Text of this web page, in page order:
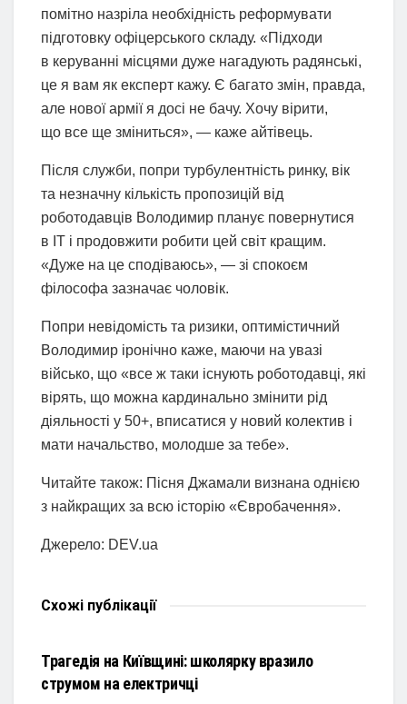
помітно назріла необхідність реформувати
підготовку офіцерського складу. «Підходи
в керуванні місцями дуже нагадують радянські,
це я вам як експерт кажу. Є багато змін, правда,
але нової армії я досі не бачу. Хочу вірити,
що все ще зміниться», — каже айтівець.
Після служби, попри турбулентність ринку, вік
та незначну кількість пропозицій від
роботодавців Володимир планує повернутися
в IT і продовжити робити цей світ кращим.
«Дуже на це сподіваюсь», — зі спокоєм
філософа зазначає чоловік.
Попри невідомість та ризики, оптимістичний
Володимир іронічно каже, маючи на увазі
військо, що «все ж таки існують роботодавці, які
вірять, що можна кардинально змінити рід
діяльності у 50+, вписатися у новий колектив і
мати начальство, молодше за тебе».
Читайте також: Пісня Джамали визнана однією
з найкращих за всю історію «Євробачення».
Джерело: DEV.ua
Схожі публікації
Трагедія на Київщині: школярку вразило
струмом на електричці